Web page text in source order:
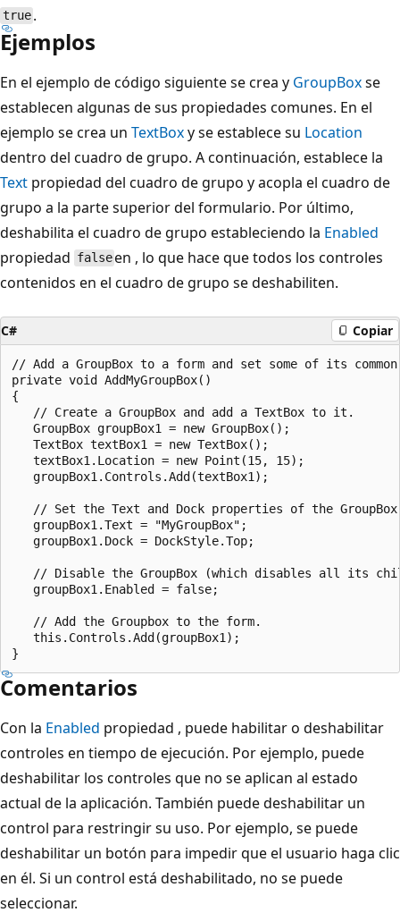
true .
Ejemplos
En el ejemplo de código siguiente se crea y GroupBoxse
establecen algunas de sus propiedades comunes. En el
ejemplo se crea un TextBoxy se establece su Location
dentro del cuadro de grupo. A continuación, establece la
Text propiedad del cuadro de grupo y acopla el cuadro de
grupo a la parte superior del formulario. Por último,
deshabilita el cuadro de grupo estableciendo la Enabled
propiedad falseen , lo que hace que todos los controles
contenidos en el cuadro de grupo se deshabiliten.
C# Copiar
// Add a GroupBox to a form and set some of its
private void AddMyGroupBox()
{
   // Create a GroupBox and add a TextBox to it.
   GroupBox groupBox1 = new GroupBox();
   TextBox textBox1 = new TextBox();
   textBox1.Location = new Point(15, 15);
   groupBox1.Controls.Add(textBox1);
// Set the Text and Dock properties of the
   groupBox1.Text = "MyGroupBox";
   groupBox1.Dock = DockStyle.Top;
// Disable the GroupBox (which disables all its
   groupBox1.Enabled = false;
   // Add the Groupbox to the form.
   this.Controls.Add(groupBox1);
Comentarios
Con la Enabled propiedad , puede habilitar o deshabilitar
controles en tiempo de ejecución. Por ejemplo, puede
deshabilitar los controles que no se aplican al estado
actual de la aplicación. También puede deshabilitar un
control para restringir su uso. Por ejemplo, se puede
deshabilitar un botón para impedir que el usuario haga clic
en él. Si un control está deshabilitado, no se puede
seleccionar.